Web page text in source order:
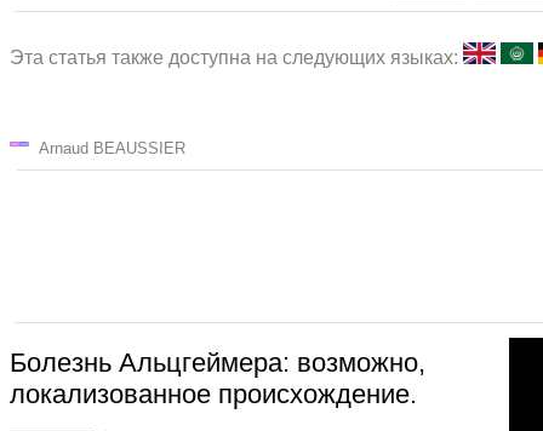
Эта статья также доступна на следующих языках:
Arnaud BEAUSSIER
Болезнь Альцгеймера: возможно,
локализованное происхождение.